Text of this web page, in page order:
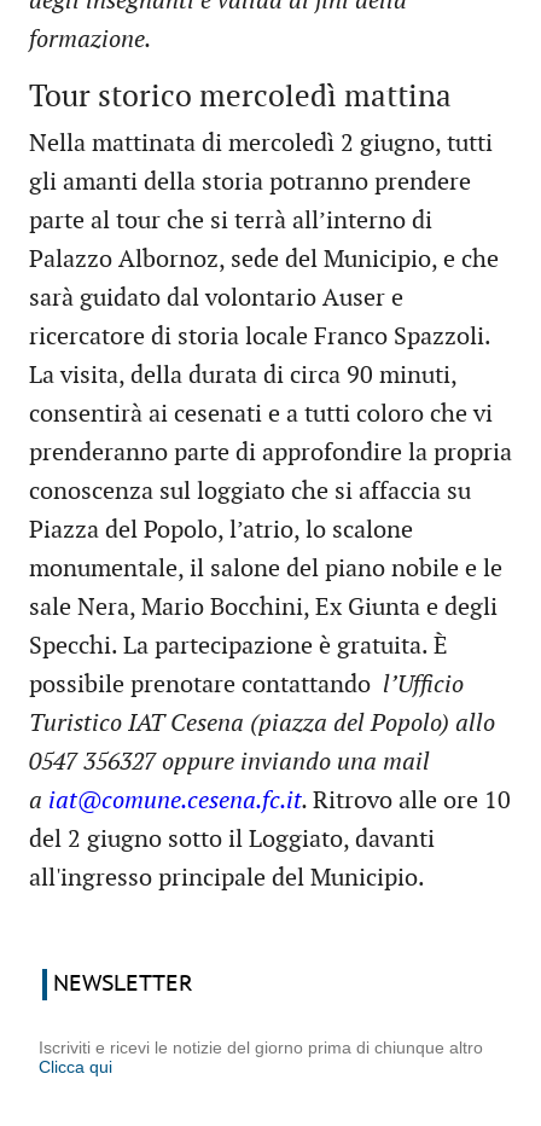
formazione.
Tour storico mercoledì mattina
Nella mattinata di mercoledì 2 giugno, tutti
gli amanti della storia potranno prendere
parte al tour che si terrà all’interno di
Palazzo Albornoz, sede del Municipio, e che
sarà guidato dal volontario Auser e
ricercatore di storia locale Franco Spazzoli.
La visita, della durata di circa 90 minuti,
consentirà ai cesenati e a tutti coloro che vi
prenderanno parte di approfondire la propria
conoscenza sul loggiato che si affaccia su
Piazza del Popolo, l’atrio, lo scalone
monumentale, il salone del piano nobile e le
sale Nera, Mario Bocchini, Ex Giunta e degli
Specchi. La partecipazione è gratuita. È
possibile prenotare contattando l’Ufficio
Turistico IAT Cesena (piazza del Popolo) allo
0547 356327 oppure inviando una mail
a iat@comune.cesena.fc.it. Ritrovo alle ore 10
del 2 giugno sotto il Loggiato, davanti
all'ingresso principale del Municipio.
NEWSLETTER
Iscriviti e ricevi le notizie del giorno prima di chiunque altro
Clicca qui